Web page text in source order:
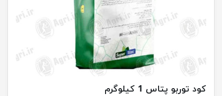
کود توربو پتاس 1 کیلوگرم